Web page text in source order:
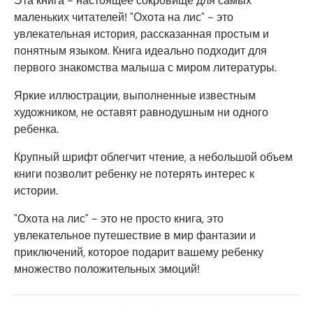
маленьких читателей! "Охота на лис" - это
увлекательная история, рассказанная простым и
понятным языком. Книга идеально подходит для
первого знакомства малыша с миром литературы.
Яркие иллюстрации, выполненные известным
художником, не оставят равнодушным ни одного
ребенка.
Крупный шрифт облегчит чтение, а небольшой объем
книги позволит ребенку не потерять интерес к
истории.
"Охота на лис" - это не просто книга, это
увлекательное путешествие в мир фантазии и
приключений, которое подарит вашему ребенку
множество положительных эмоций!